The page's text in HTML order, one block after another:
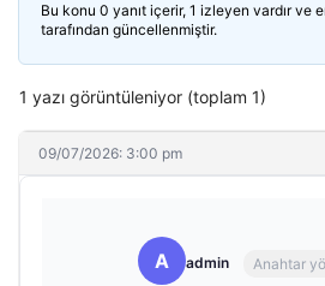
Bu konu 0 yanıt içerir, 1 izleyen vardır ve
tarafından güncellenmiştir.
1 yazı görüntüleniyor (toplam 1)
09/07/2026: 3:00 pm
A admin Anahtar